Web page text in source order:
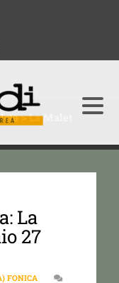
>La Malet
La
27
FONICA